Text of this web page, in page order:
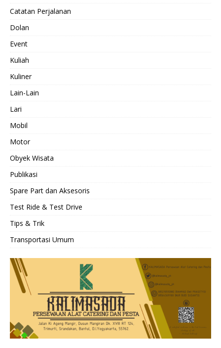
Catatan Perjalanan
Dolan
Event
Kuliah
Kuliner
Lain-Lain
Lari
Mobil
Motor
Obyek Wisata
Publikasi
Spare Part dan Aksesoris
Test Ride & Test Drive
Tips & Trik
Transportasi Umum